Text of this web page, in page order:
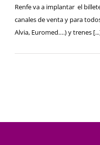
Renfe va a implantar el
canales de venta y para
Alvia, Euromed….) y trenes